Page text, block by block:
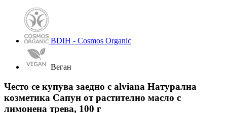
BDIH - Cosmos Organic
Веган
Често се купува заедно с alviana Натурална
козметика Сапун от растително масло с
лимонена трева, 100 г